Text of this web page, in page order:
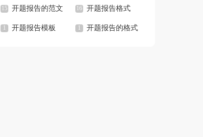
开题报告的范文 开题报告格式
开题报告模板 开题报告的格式